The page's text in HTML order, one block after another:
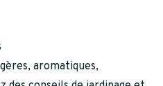
aromatiques,